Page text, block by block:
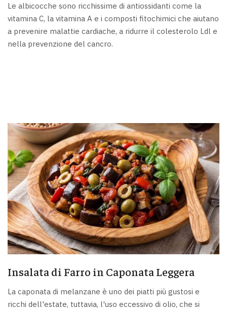
Le albicocche sono ricchissime di antiossidanti come la
vitamina C, la vitamina A e i composti fitochimici che aiutano
a prevenire malattie cardiache, a ridurre il colesterolo Ldl e
nella prevenzione del cancro.
Insalata di Farro in Caponata Leggera
La caponata di melanzane è uno dei piatti più gustosi e
ricchi dell'estate, tuttavia, l'uso eccessivo di olio, che si